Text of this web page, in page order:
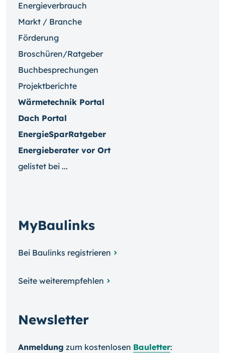
Energieverbrauch
Markt / Branche
Förderung
Broschüren/Ratgeber
Buchbesprechungen
Projektberichte
Wärmetechnik Portal
Dach Portal
EnergieSparRatgeber
Energieberater vor Ort
gelistet bei ...
MyBaulinks
Bei Baulinks registrieren
Seite weiterempfehlen
Newsletter
Anmeldung zum kosten­losen Bauletter: